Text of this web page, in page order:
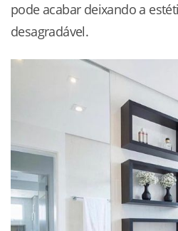
pode acabar deixando a
desagradável.